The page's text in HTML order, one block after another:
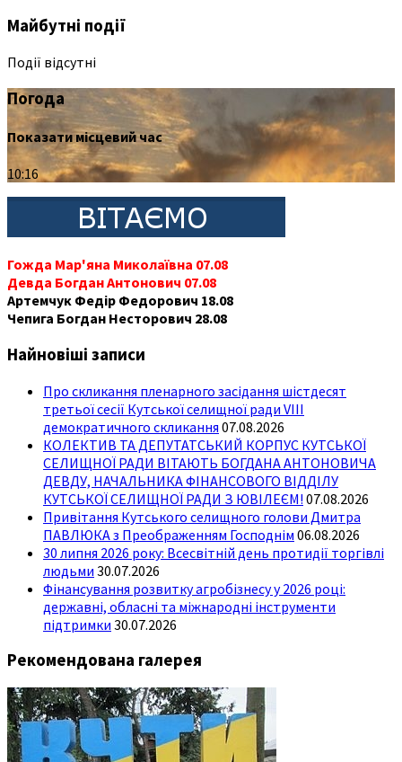
Майбутні події
Події відсутні
Погода
Показати місцевий час
10:16
Гожда Мар'яна Миколаївна 07.08
Девда Богдан Антонович 07.08
Артемчук Федір Федорович 18.08
Чепига Богдан Несторович 28.08
Найновіші записи
Про скликання пленарного засідання шістдесят
третьої сесії Кутської селищної ради VIII
демократичного скликання 07.08.2026
КОЛЕКТИВ ТА ДЕПУТАТСЬКИЙ КОРПУС КУТСЬКОЇ
СЕЛИЩНОЇ РАДИ ВІТАЮТЬ БОГДАНА АНТОНОВИЧА
ДЕВДУ, НАЧАЛЬНИКА ФІНАНСОВОГО ВІДДІЛУ
КУТСЬКОЇ СЕЛИЩНОЇ РАДИ З ЮВІЛЕЄМ! 07.08.2026
Привітання Кутського селищного голови Дмитра
ПАВЛЮКА з Преображенням Господнім 06.08.2026
30 липня 2026 року: Всесвітній день протидії торгівлі
людьми 30.07.2026
Фінансування розвитку агробізнесу у 2026 році:
державні, обласні та міжнародні інструменти
підтримки 30.07.2026
Рекомендована галерея